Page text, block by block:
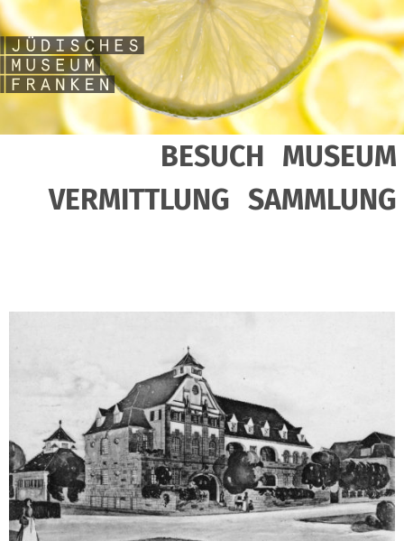
BESUCH MUSEUM
VERMITTLUNG SAMMLUNG